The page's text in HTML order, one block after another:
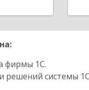
фирмы 1С.
решений системы